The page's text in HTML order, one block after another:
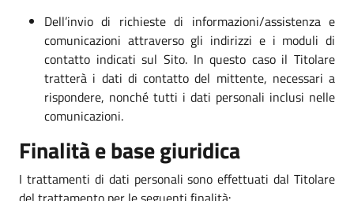
Dell’invio di richieste di informazioni/assistenza e
comunicazioni attraverso gli indirizzi e i moduli di
contatto indicati sul Sito. In questo caso il Titolare
tratterà i dati di contatto del mittente, necessari a
rispondere, nonché tutti i dati personali inclusi nelle
comunicazioni.
Finalità e base giuridica
I trattamenti di dati personali sono effettuati dal Titolare